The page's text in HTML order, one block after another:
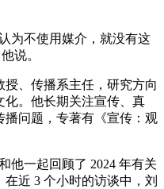
为不使用媒介，就没有这
说。
、传播系主任，研究方向
化。他长期关注宣传、真
问题，专著有《宣传：观
他一起回顾了 2024 年有关
近 3 个小时的访谈中，刘